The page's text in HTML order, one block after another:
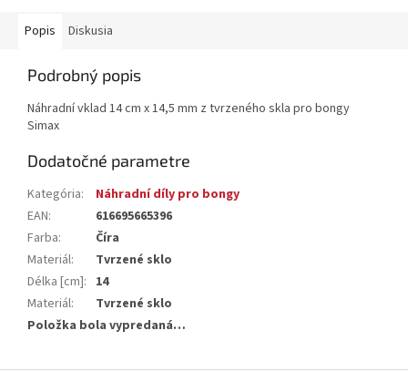
Popis Diskusia
Podrobný popis
Náhradní vklad 14 cm x 14,5 mm z tvrzeného skla pro bongy
Simax
Dodatočné parametre
Kategória:
Náhradní díly pro bongy
EAN:
616695665396
Farba:
Číra
Materiál:
Tvrzené sklo
Délka [cm]: 14
Materiál:
Tvrzené sklo
Položka bola vypredaná…